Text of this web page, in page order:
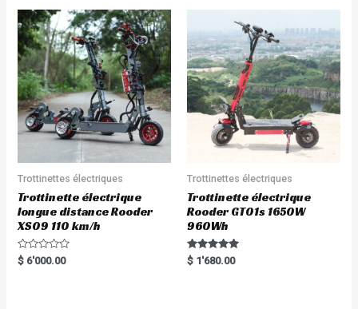
Trottinettes électriques
Trottinette électrique
longue distance Rooder
XS09 110 km/h
R
a
$ 6'000.00
Trottinettes électriques
Trottinette électrique
Rooder GT01s 1650W
960Wh
Rated
5.00
$ 1'680.00